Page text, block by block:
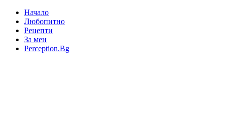
Начало
Любопитно
Рецепти
За мен
Perception.Bg